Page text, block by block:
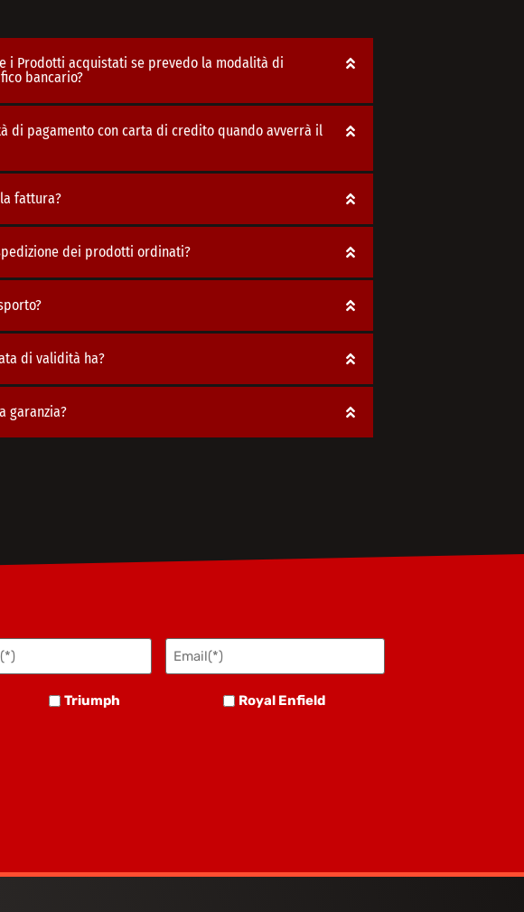
i Prodotti acquistati se prevedo la modalità di
bancario?
di pagamento con carta di credito quando avverrà il
fattura?
dei prodotti ordinati?
di validità ha?
garanzia?
Email(*)
(Obbligatorio)
Triumph
Triumph Royal
Royal Enfield